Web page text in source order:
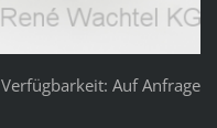
Verfügbarkeit: Auf Anfrage